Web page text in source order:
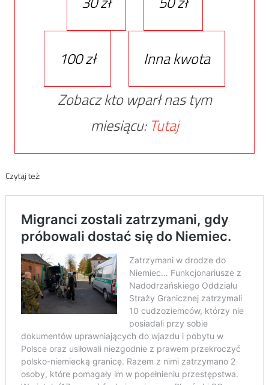
100 zł
Inna kwota
Zobacz kto wparł nas tym
miesiącu: Tutaj
Czytaj też: